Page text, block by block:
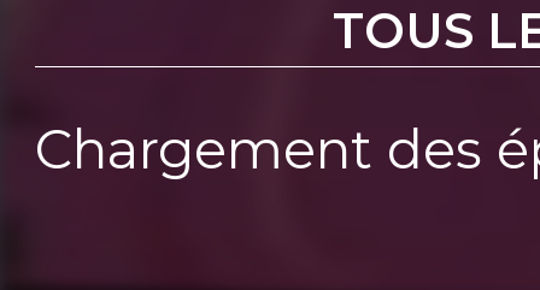
TOUS
Chargement des